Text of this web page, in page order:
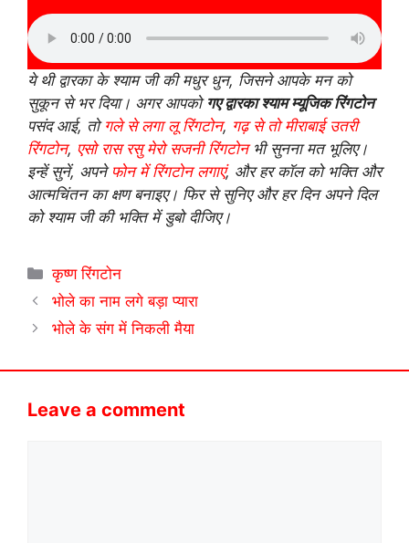
ये थी द्वारका के श्याम जी की मधुर धुन, जिसने आपके मन को
सुकून से भर दिया। अगर आपको गए द्वारका श्याम म्यूजिक रिंगटोन
पसंद आई, तो गले से लगा लू रिंगटोन, गढ़ से तो मीराबाई उतरी
रिंगटोन, एसो रास रसु मेरो सजनी रिंगटोनभी सुनना मत भूलिए।
इन्हें सुनें, अपनेफोन में रिंगटोन लगाएं, और हर कॉल को भक्ति और
आत्मचिंतन का क्षण बनाइए। फिर से सुनिए और हर दिन अपने दिल
को श्याम जी की भक्ति में डुबो दीजिए।
Categories
कृष्ण रिंगटोन
भोले का नाम लगे बड़ा प्यारा
भोले के संग में निकली मैया
Leave a comment